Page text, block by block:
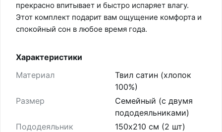
прекрасно впитывает и быстро испаряет влагу.
Этот комплект подарит вам ощущение комфорта и
спокойный сон в любое время года.
Характеристики
Материал
Твил сатин (хлопок
100%)
Размер
Семейный (с двумя
пододеяльниками)
Пододеяльник
150х210 см (2 шт)